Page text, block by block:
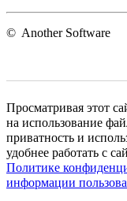
© Another Software
Просматривая этот
на использование
приватность и
удобнее работать с
Политике
информации